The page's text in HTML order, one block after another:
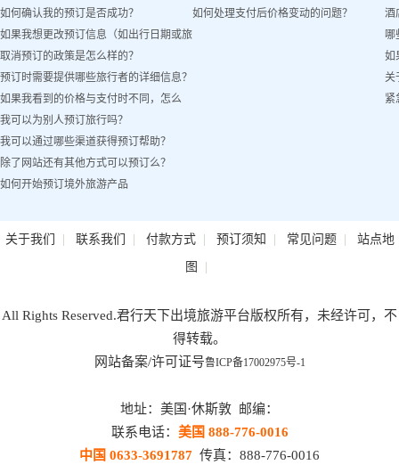
如何确认我的预订是否成功？
如果我想更改预订信息（如出行日期或旅
客姓名）怎么办？
取消预订的政策是怎么样的？
预订时需要提供哪些旅行者的详细信息？
如果我看到的价格与支付时不同，怎么
办？
我可以为别人预订旅行吗？
我可以通过哪些渠道获得预订帮助？
除了网站还有其他方式可以预订么？
如何开始预订境外旅游产品
如何处理支付后价格变动的问题？
酒
哪
如
关
紧
关于我们 | 联系我们 | 付款方式| 预订须知 | 常见问题| 站点地
图 |
All Rights Reserved.君行天下出境旅游平台版权所有，未经许可，不
得转载。
网站备案/许可证号鲁ICP备17002975号-1
地址：美国·休斯敦 邮编：
联系电话： 美国 888-776-0016
中国 0633-3691787 传真：888-776-0016